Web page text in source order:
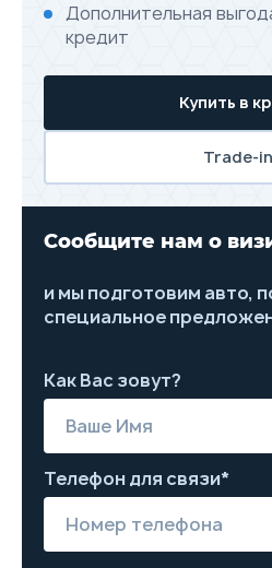
Дополнительная
кредит
Купить в
Trade-in
Сообщите нам о
и мы подготовим авто,
специальное
Как Вас зовут?
Телефон для связи*